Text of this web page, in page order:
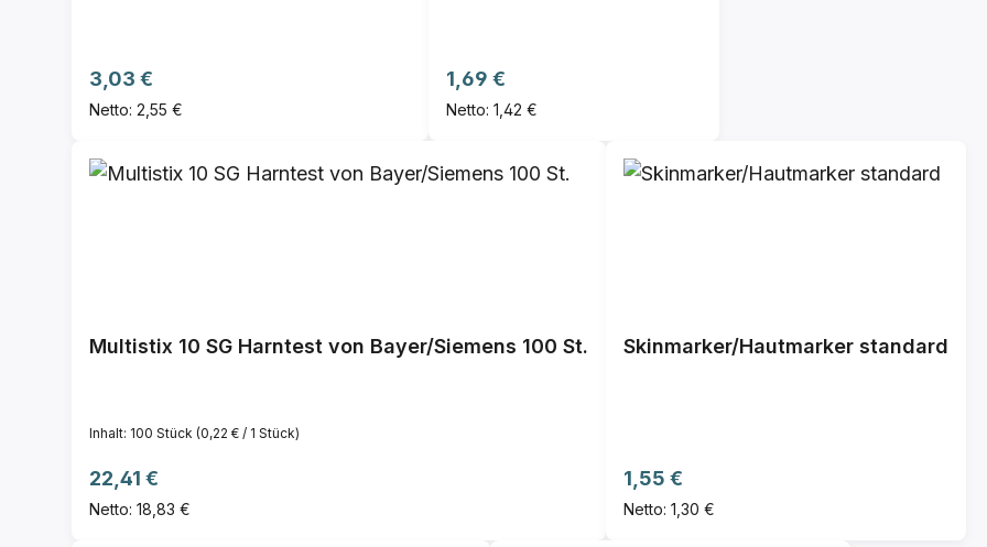
Regulärer Preis:
3,03 €
Netto: 2,55 €
Regulärer Preis:
1,69 €
Netto: 1,42 €
Multistix 10 SG Harntest von Bayer/Siemens 100 St.
Inhalt: 100 Stück (0,22 € / 1 Stück)
Regulärer Preis:
22,41 €
Netto: 18,83 €
Skinmarker/Hautmarker standard
Regulärer Preis:
1,55 €
Netto: 1,30 €